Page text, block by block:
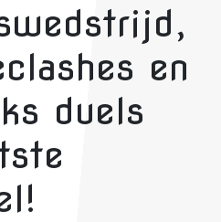
en
duels